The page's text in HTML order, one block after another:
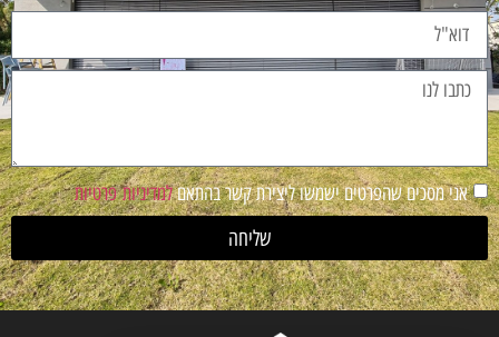
אני מסכים שהפרטים ישמשו ליצירת קשר בהתאםלמדיניות פרטיות
שליחה